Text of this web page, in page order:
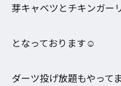
芽キャベツとチキンガー
となっております☺️
ダーツ投げ放題もやって